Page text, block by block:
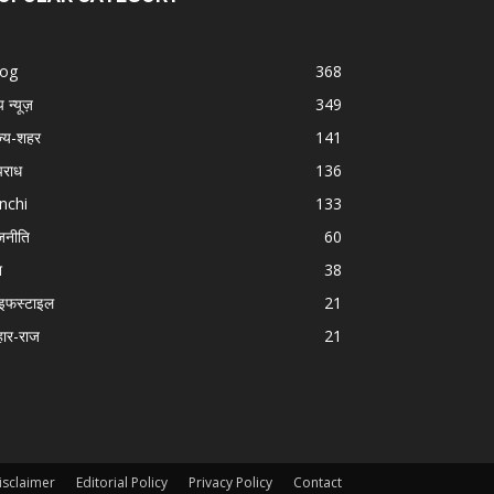
368
न्यूज़
349
शहर
141
136
133
60
38
21
राज
21
Editorial Policy Privacy Policy Contact